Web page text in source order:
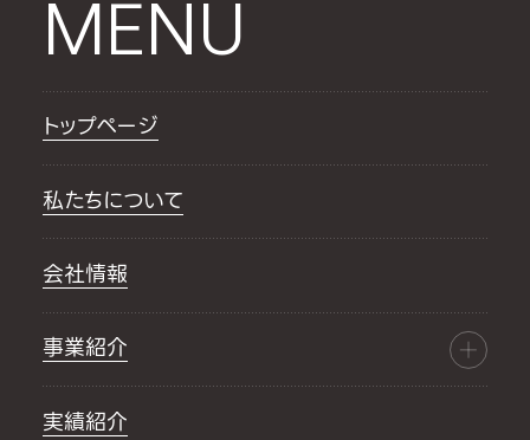
MENU
トップページ
私たちについて
会社情報
事業紹介
実績紹介